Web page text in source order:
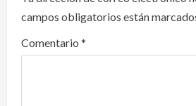
g
a
campos obligatorios están
Comentario *